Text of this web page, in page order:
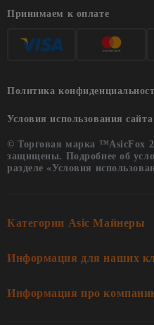
Принимаем к оплате
Политика
Условия использования сайта
© Торговая марка ™AsicFox
защищены. Подробнее об
разделе «Условия
Категории Asic Майнеры
Информация для наших
Информация про